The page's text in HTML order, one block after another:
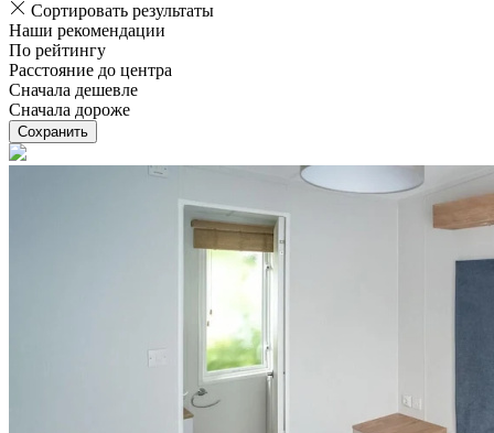
Сортировать результаты
Наши рекомендации
По рейтингу
Расстояние до центра
Сначала дешевле
Сначала дороже
Сохранить